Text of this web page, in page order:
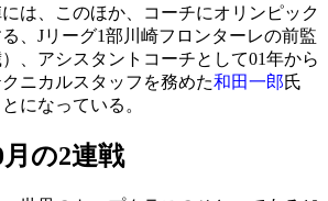
は、このほか、コーチにオリンピック
、Jリーグ1部川崎フロンターレの前監
、アシスタントコーチとして01年から
ニカルスタッフを務めた和田一郎氏
になっている。
の2連戦